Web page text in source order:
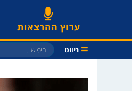
ערוץ ההרצאות
ניווט